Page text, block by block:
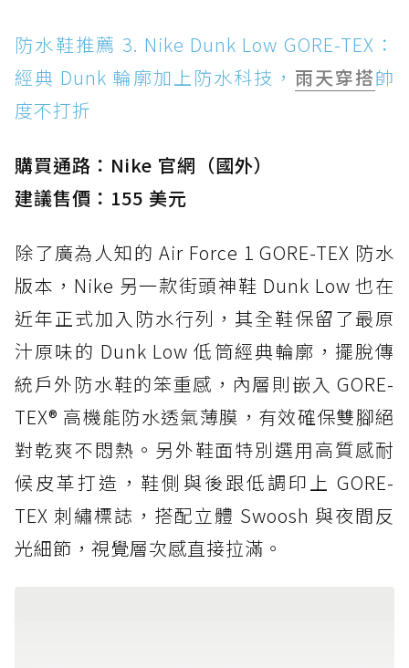
防水鞋推薦 3. Nike Dunk Low GORE-TEX：
經典 Dunk 輪廓加上防水科技， 雨天穿搭帥
度不打折
購買通路：Nike 官網（國外）
建議售價：155 美元
除了廣為人知的 Air Force 1 GORE-TEX 防水
版本，Nike 另一款街頭神鞋 Dunk Low 也在
近年正式加入防水行列，其全鞋保留了最原
汁原味的 Dunk Low 低筒經典輪廓，擺脫傳
統戶外防水鞋的笨重感，內層則嵌入 GORE-
TEX® 高機能防水透氣薄膜，有效確保雙腳絕
對乾爽不悶熱。另外鞋面特別選用高質感耐
候皮革打造，鞋側與後跟低調印上 GORE-
TEX 刺繡標誌，搭配立體 Swoosh 與夜間反
光細節，視覺層次感直接拉滿。